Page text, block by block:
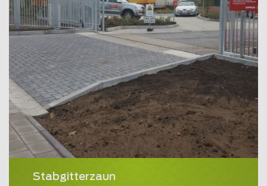
Stabgitterzaun